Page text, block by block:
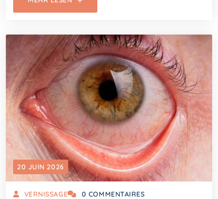
20 JUIN 2026
VERNISSAGE 0 COMMENTAIRES